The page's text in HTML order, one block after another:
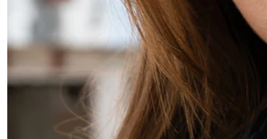
Bodymod Trend